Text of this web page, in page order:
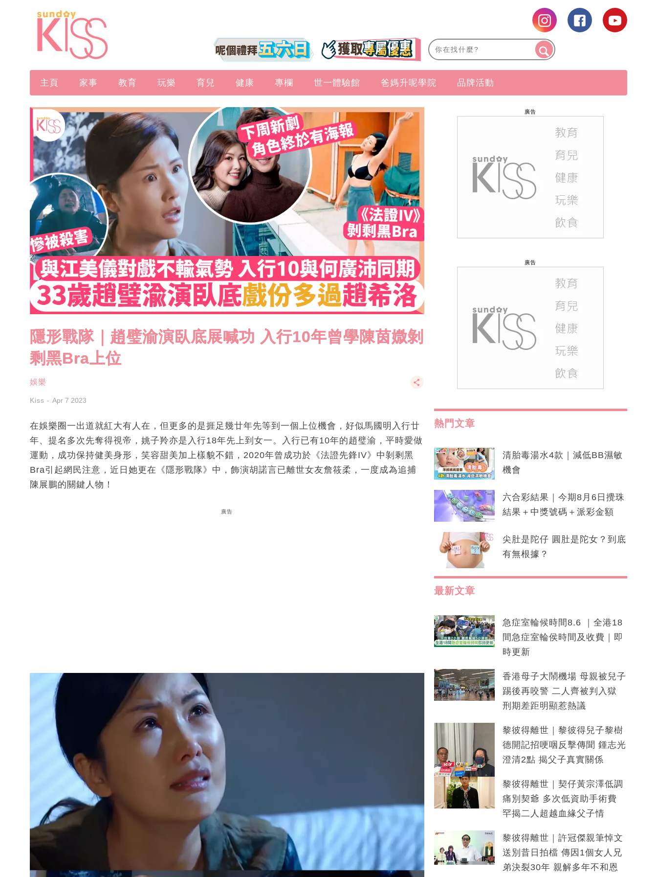
主頁 家事 教育 玩樂 育兒 健康 專欄 世一體驗館 爸媽升呢學院 品牌活動
隱形戰隊｜趙璧渝演臥底展喊功 入行10年曾學陳茵媺剝
剩黑Bra上位
娛樂
Kiss Apr 7 2023
在娛樂圈一出道就紅大有人在，但更多的是捱足幾廿年先等到一個上位機會，好似馬國明入行廿
年、提名多次先奪得視帝，姚子羚亦是入行18年先上到女一。入行已有10年的趙璧渝，平時愛做
運動，成功保持健美身形，笑容甜美加上樣貌不錯，2020年曾成功於《法證先鋒IV》中剝剩黑
Bra引起網民注意，近日她更在《隱形戰隊》中，飾演胡諾言已離世女友詹筱柔，一度成為追捕
陳展鵬的關鍵人物！
廣告
廣告
廣告
熱門文章
清胎毒湯水4款｜減低BB濕敏
機會
六合彩結果｜今期8月6日攪珠
結果＋中獎號碼＋派彩金額
尖肚是陀仔 圓肚是陀女？到底
有無根據？
最新文章
急症室輪候時間8.6 ｜全港18
間急症室輪侯時間及收費｜即
時更新
香港母子大鬧機場 母親被兒子
踢後再咬警 二人齊被判入獄
刑期差距明顯惹熱議
黎彼得離世｜黎彼得兒子黎樹
德開記招哽咽反擊傳聞 鍾志光
澄清2點 揭父子真實關係
黎彼得離世｜契仔黃宗澤低調
痛別契爺 多次低資助手術費
罕揭二人超越血緣父子情
黎彼得離世｜許冠傑親筆悼文
送別昔日拍檔 傳因1個女人兄
弟決裂30年 親解多年不和恩